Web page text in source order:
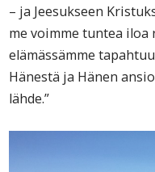
– ja Jeesukseen
me voimme tuntea
elämässämme
Hänestä ja Hänen
lähde.”